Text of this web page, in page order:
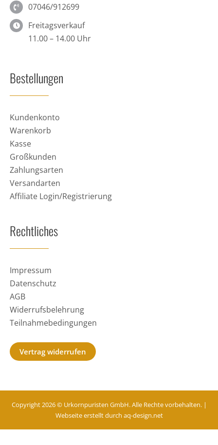
07046/912699
Freitagsverkauf
11.00 – 14.00 Uhr
Bestellungen
Kundenkonto
Warenkorb
Kasse
Großkunden
Zahlungsarten
Versandarten
Affiliate Login/Registrierung
Rechtliches
Impressum
Datenschutz
AGB
Widerrufsbelehrung
Teilnahmebedingungen
Vertrag widerrufen
Copyright 2026 © Urkornpuristen GmbH. Alle Rechte vorbehalten. |
Webseite erstellt durch aq-design.net